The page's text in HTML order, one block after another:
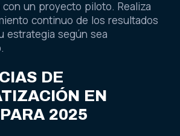
con un proyecto piloto. Realiza
continuo de los resultados
estrategia según sea
DE
EN
2025